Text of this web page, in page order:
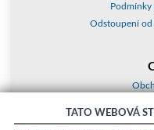
Podmínky
Odstoupení
TATO WEBOVÁ